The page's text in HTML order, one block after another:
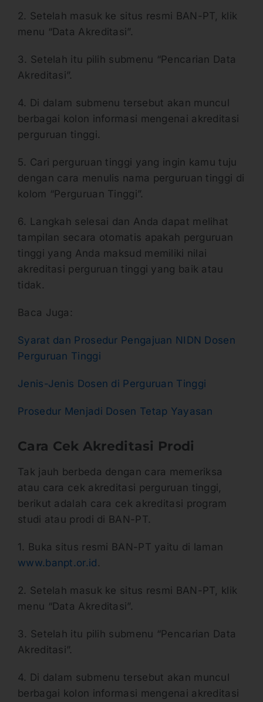
2. Setelah masuk ke situs resmi BAN-PT, klik
menu “Data Akreditasi”.
3. Setelah itu pilih submenu “Pencarian Data
Akreditasi”.
4. Di dalam submenu tersebut akan muncul
berbagai kolon informasi mengenai akreditasi
perguruan tinggi.
5. Cari perguruan tinggi yang ingin kamu tuju
dengan cara menulis nama perguruan tinggi di
kolom “Perguruan Tinggi”.
6. Langkah selesai dan Anda dapat melihat
tampilan secara otomatis apakah perguruan
tinggi yang Anda maksud memiliki nilai
akreditasi perguruan tinggi yang baik atau
tidak.
Baca Juga:
Syarat dan Prosedur Pengajuan NIDN Dosen
Perguruan Tinggi
Jenis-Jenis Dosen di Perguruan Tinggi
Prosedur Menjadi Dosen Tetap Yayasan
Cara Cek Akreditasi Prodi
Tak jauh berbeda dengan cara memeriksa
atau cara cek akreditasi perguruan tinggi,
berikut adalah cara cek akreditasi program
studi atau prodi di BAN-PT.
1. Buka situs resmi BAN-PT yaitu di laman
www.banpt.or.id .
2. Setelah masuk ke situs resmi BAN-PT, klik
menu “Data Akreditasi”.
3. Setelah itu pilih submenu “Pencarian Data
Akreditasi”.
4. Di dalam submenu tersebut akan muncul
berbagai kolon informasi mengenai akreditasi